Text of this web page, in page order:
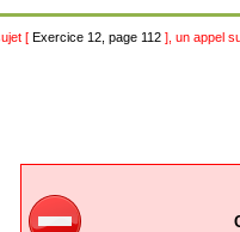
[ Exercice 12, page 112], un appel